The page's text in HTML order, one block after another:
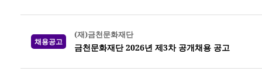
채용공고
(재)금천문화재단
금천문화재단 2026년 제3차 공개채용 공고